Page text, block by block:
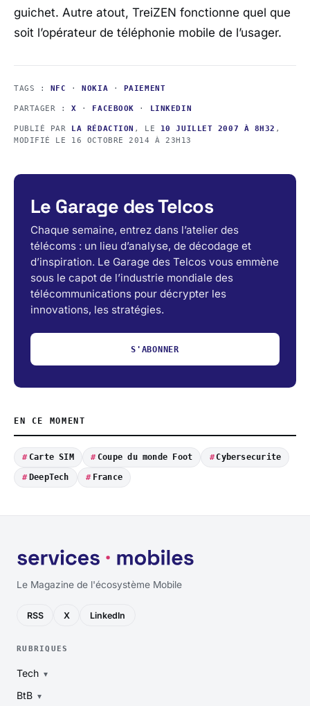
guichet. Autre atout, TreiZEN fonctionne quel que
soit l’opérateur de téléphonie mobile de l’usager.
TAGS : NFC ·NOKIA · PAIEMENT
PARTAGER :X · FACEBOOK · LINKEDIN
PUBLIÉ PAR LA RÉDACTION , LE 10 JUILLET 2007 À 8H32 ,
MODIFIÉ LE 16 OCTOBRE 2014 À 23H13
Le Garage des Telcos
Chaque semaine, entrez dans l’atelier des
télécoms : un lieu d’analyse, de décodage et
d’inspiration. Le Garage des Telcos vous emmène
sous le capot de l’industrie mondiale des
télécommunications pour décrypter les
innovations, les stratégies.
S'ABONNER
EN CE MOMENT
Carte SIM Coupe du monde Foot Cybersecurite
DeepTech France
Le Magazine de l'écosystème Mobile
RSS X LinkedIn
RUBRIQUES
Tech
BtB